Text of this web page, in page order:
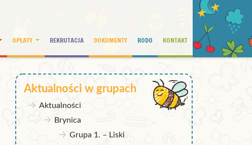
OPŁATY REKRUTACJA DOKUMENTY RODO KONTAKT
Aktualności w grupach
Aktualności
Brynica
Grupa 1. – Liski